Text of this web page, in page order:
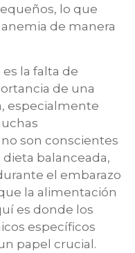
lo que
de manera
la falta de
de una
especialmente
son conscientes
balanceada,
el embarazo
la alimentación
es donde los
específicos
papel crucial.